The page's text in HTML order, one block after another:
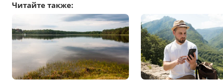
Читайте также: